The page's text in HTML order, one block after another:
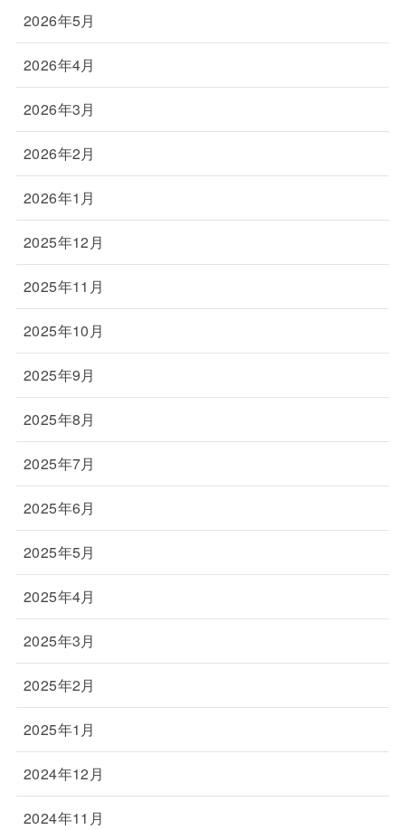
2026年5月
2026年4月
2026年3月
2026年2月
2026年1月
2025年12月
2025年11月
2025年10月
2025年9月
2025年8月
2025年7月
2025年6月
2025年5月
2025年4月
2025年3月
2025年2月
2025年1月
2024年12月
2024年11月